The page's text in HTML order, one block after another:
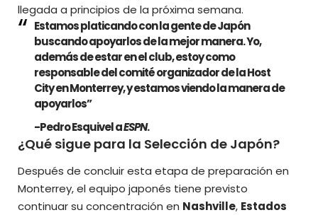
llegada a principios de la próxima semana.
Estamos platicando con la gente de Japón
buscando apoyarlos de la mejor manera. Yo,
además de estar en el club, estoy como
responsable del comité organizador de la Host
City en Monterrey, y estamos viendo la manera de
apoyarlos”
-Pedro Esquivel aESPN.
¿Qué sigue para la Selección de Japón?
Después de concluir esta etapa de preparación en
Monterrey, el equipo japonés tiene previsto
continuar su concentración en Nashville, Estados